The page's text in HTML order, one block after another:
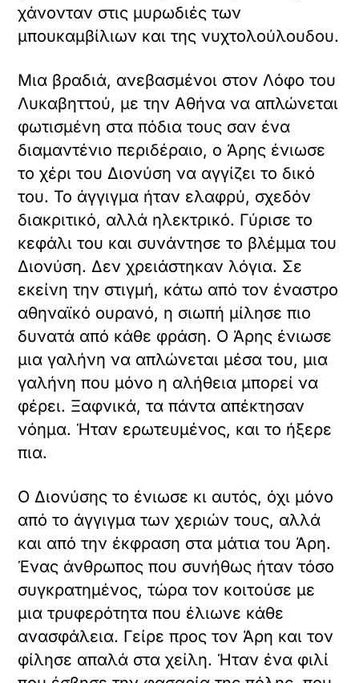
χάνονταν στις μυρωδιές των
μπουκαμβίλιων και της νυχτολούλουδου.
Μια βραδιά, ανεβασμένοι στον Λόφο του
Λυκαβηττού, με την Αθήνα να απλώνεται
φωτισμένη στα πόδια τους σαν ένα
διαμαντένιο περιδέραιο, ο Άρης ένιωσε
το χέρι του Διονύση να αγγίζει το δικό
του. Το άγγιγμα ήταν ελαφρύ, σχεδόν
διακριτικό, αλλά ηλεκτρικό. Γύρισε το
κεφάλι του και συνάντησε το βλέμμα του
Διονύση. Δεν χρειάστηκαν λόγια. Σε
εκείνη την στιγμή, κάτω από τον έναστρο
αθηναϊκό ουρανό, η σιωπή μίλησε πιο
δυνατά από κάθε φράση. Ο Άρης ένιωσε
μια γαλήνη να απλώνεται μέσα του, μια
γαλήνη που μόνο η αλήθεια μπορεί να
φέρει. Ξαφνικά, τα πάντα απέκτησαν
νόημα. Ήταν ερωτευμένος, και το ήξερε
πια.
Ο Διονύσης το ένιωσε κι αυτός, όχι μόνο
από το άγγιγμα των χεριών τους, αλλά
και από την έκφραση στα μάτια του Άρη.
Ένας άνθρωπος που συνήθως ήταν τόσο
συγκρατημένος, τώρα τον κοιτούσε με
μια τρυφερότητα που έλιωνε κάθε
ανασφάλεια. Γείρε προς τον Άρη και τον
φίλησε απαλά στα χείλη. Ήταν ένα φιλί